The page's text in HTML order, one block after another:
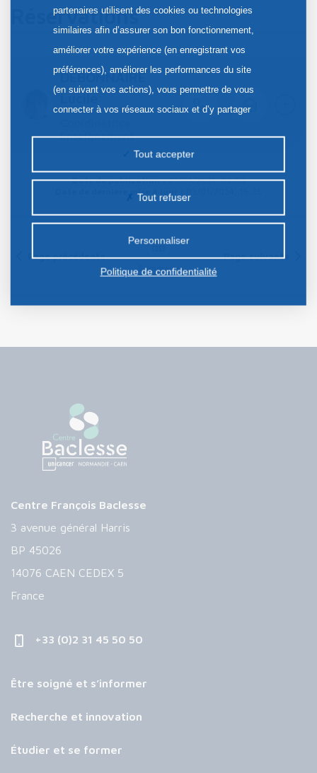
Réservations
DEBONNAIRE
Lucile
Enseignement
Date de publication :01/04/2021, 02:03
Date de dernière mise à jour :
Page précédente
Sommaire
Page suivante
Centre François Baclesse
3 avenue général Harris
BP 45026
14076 CAEN CEDEX 5
France
+33 (0)2 31 45 50 50
Être soigné et s’informer
Recherche et innovation
Étudier et se former
partenaires utilisent des cookies ou technologies
similaires afin d’assurer son bon fonctionnement,
améliorer votre expérience (en enregistrant vos
préférences), améliorer les performances du site
(en suivant vos actions), vous permettre de vous
connecter à vos réseaux sociaux et d’y partager
la publicité personnalisée sur notre site ou ceux de
nos partenaires. Certains traceurs non classés
préalable.
Tout accepter
Tout refuser
Personnaliser
Politique de confidentialité